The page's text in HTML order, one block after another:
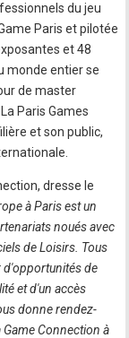
du jeu
Paris et pilotée
et 48
monde entier se
de master
Paris Games
et son public,
dresse le
à Paris est un
noués avec
de Loisirs. Tous
d'opportunités de
et d'un accès
donne rendez-
Connection à